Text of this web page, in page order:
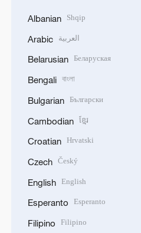
Albanian Shqip
Arabic العربية
Belarusian Беларуская
Bengali বাংলা
Bulgarian Български
Cambodian ខ្មែរ
Croatian Hrvatski
Czech Český
English English
Esperanto Esperanto
Filipino Filipino